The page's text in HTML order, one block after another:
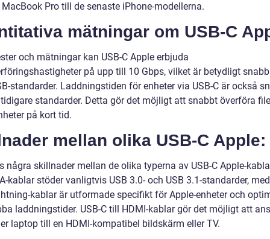
Pro till de senaste iPhone-modellerna.
mätningar om USB-C
och mätningar kan USB-C Apple erbjuda
på upp till 10 Gbps, vilket är betydligt
standarder. Laddningstiden för enheter via USB-C är också
standarder. Detta gör det möjligt att snabbt överföra
på kort tid.
mellan olika USB-C Apple:
några skillnader mellan de olika typerna av USB-C Apple-
kablar stöder vanligtvis USB 3.0- och USB 3.1-standarder,
kablar är utformade specifikt för Apple-enheter och
laddningstider. USB-C till HDMI-kablar gör det möjligt att
laptop till en HDMI-kompatibel bildskärm eller TV.